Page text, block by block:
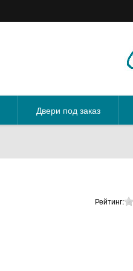
Двери под заказ
Рейтинг: